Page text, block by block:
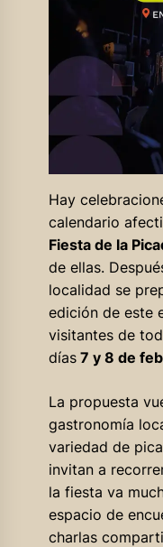
Hay
calendario
Fiesta de la
de ellas.
localidad se
edición de este
visitantes de
días7 y 8 de
La propuesta
gastronomía
variedad de
invitan a
la fiesta va
espacio de
charlas